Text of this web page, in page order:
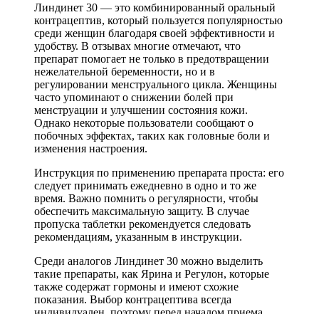
Линдинет 30 — это комбинированный оральный
контрацептив, который пользуется популярностью
среди женщин благодаря своей эффективности и
удобству. В отзывах многие отмечают, что
препарат помогает не только в предотвращении
нежелательной беременности, но и в
регулировании менструального цикла. Женщины
часто упоминают о снижении болей при
менструации и улучшении состояния кожи.
Однако некоторые пользователи сообщают о
побочных эффектах, таких как головные боли и
изменения настроения.
Инструкция по применению препарата проста: его
следует принимать ежедневно в одно и то же
время. Важно помнить о регулярности, чтобы
обеспечить максимальную защиту. В случае
пропуска таблетки рекомендуется следовать
рекомендациям, указанным в инструкции.
Среди аналогов Линдинет 30 можно выделить
такие препараты, как Ярина и Регулон, которые
также содержат гормоны и имеют схожие
показания. Выбор контрацептива всегда